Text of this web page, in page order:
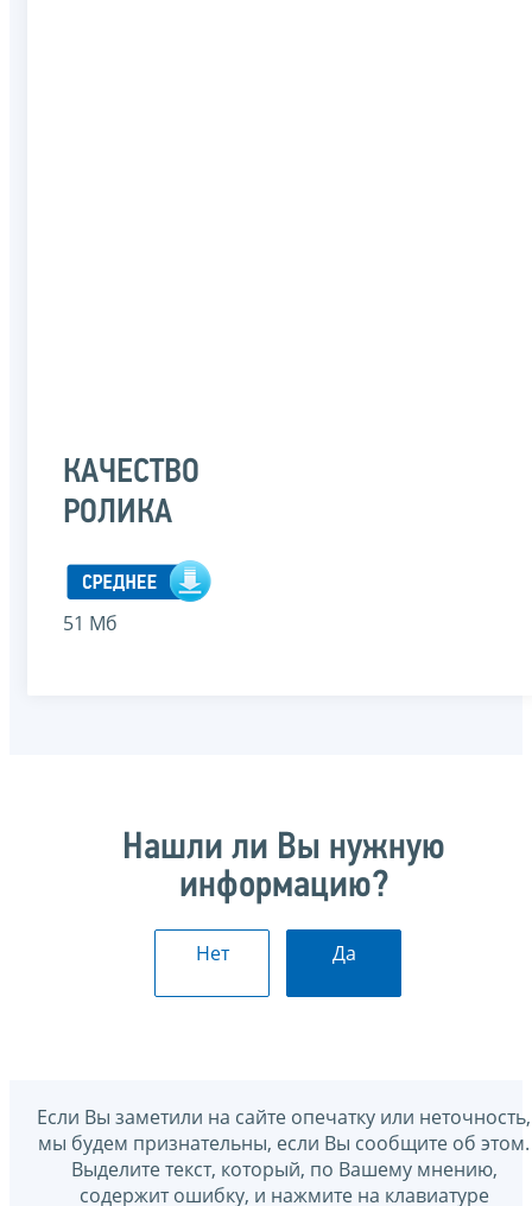
КАЧЕСТВО
РОЛИКА
51 Мб
Нашли ли Вы нужную
информацию?
Нет Да
Если Вы заметили на сайте опечатку или неточность,
мы будем признательны, если Вы сообщите об этом.
Выделите текст, который, по Вашему мнению,
содержит ошибку, и нажмите на клавиатуре